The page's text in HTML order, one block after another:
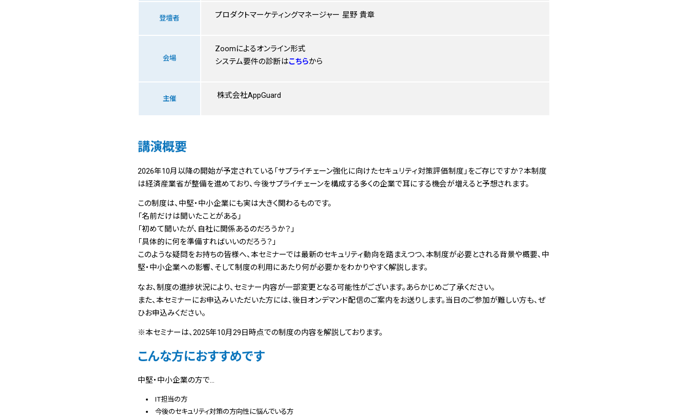
登壇者 プロダクトマーケティングマネージャー 星野 貴章
会場
Zoomによるオンライン形式
システム要件の診断はこちらから
主催 株式会社AppGuard
講演概要
2026年10月以降の開始が予定されている「サプライチェーン強化に向けたセキュリティ対策評価制度」をご存じですか？本制度
は経済産業省が整備を進めており、今後サプライチェーンを構成する多くの企業で耳にする機会が増えると予想されます。
この制度は、中堅・中小企業にも実は大きく関わるものです。
「名前だけは聞いたことがある」
「初めて聞いたが、自社に関係あるのだろうか？」
「具体的に何を準備すればいいのだろう？」
このような疑問をお持ちの皆様へ、本セミナーでは最新のセキュリティ動向を踏まえつつ、本制度が必要とされる背景や概要、中
堅・中小企業への影響、そして制度の利用にあたり何が必要かをわかりやすく解説します。
なお、制度の進捗状況により、セミナー内容が一部変更となる可能性がございます。あらかじめご了承ください。
また、本セミナーにお申込みいただいた方には、後日オンデマンド配信のご案内をお送りします。当日のご参加が難しい方も、ぜ
ひお申込みください。
※本セミナーは、2025年10月29日時点での制度の内容を解説しております。
こんな方におすすめです
中堅・中小企業の方で…
IT担当の方
今後のセキュリティ対策の方向性に悩んでいる方